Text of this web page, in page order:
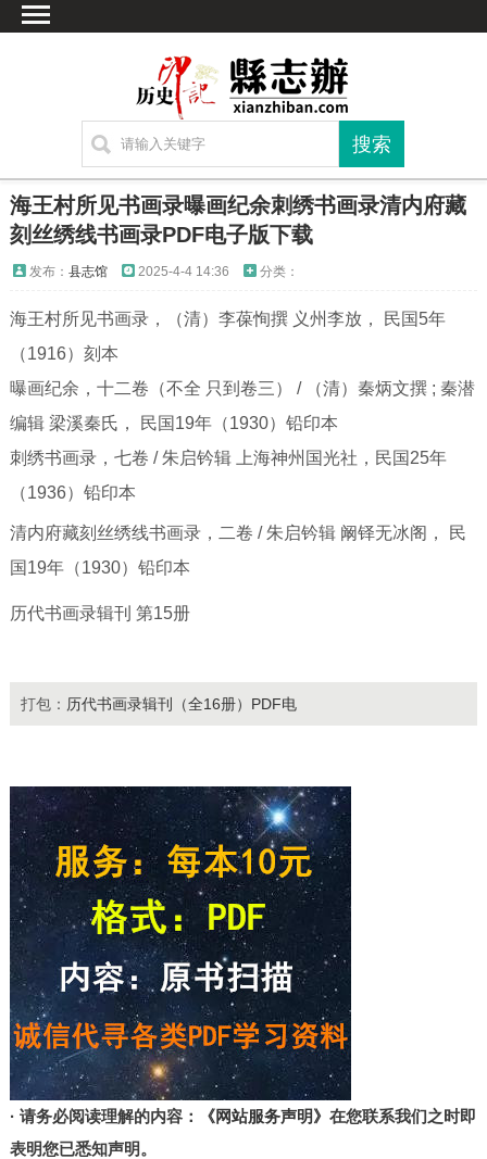
方志
古籍
考古
海王村所见书画录曝画纪余刺绣书画录清内府藏
刻丝绣线书画录PDF电子版下载
发布： 县志馆 2025-4-4 14:36 分类：
海王村所见书画录，（清）李葆恂撰 义州李放， 民国5年
（1916）刻本
曝画纪余，十二卷（不全 只到卷三） / （清）秦炳文撰 ; 秦潜
编辑 梁溪秦氏， 民国19年（1930）铅印本
刺绣书画录，七卷 / 朱启钤辑 上海神州国光社，民国25年
（1936）铅印本
清内府藏刻丝绣线书画录，二卷 / 朱启钤辑 阚铎无冰阁， 民
国19年（1930）铅印本
历代书画录辑刊 第15册
打包： 历代书画录辑刊（全16册）PDF电
· 请务必阅读理解的内容： 《网站服务声明》 在您联系我们之时即
表明您已悉知声明。